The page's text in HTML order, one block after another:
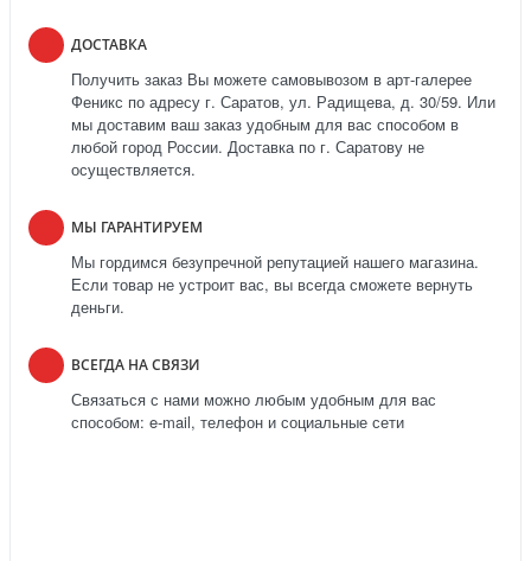
ДОСТАВКА
Получить заказ Вы можете самовывозом в арт-галерее
Феникс по адресу г. Саратов, ул. Радищева, д. 30/59. Или
мы доставим ваш заказ удобным для вас способом в
любой город России. Доставка по г. Саратову не
осуществляется.
МЫ ГАРАНТИРУЕМ
Мы гордимся безупречной репутацией нашего магазина.
Если товар не устроит вас, вы всегда сможете вернуть
деньги.
ВСЕГДА НА СВЯЗИ
Связаться с нами можно любым удобным для вас
способом: e-mail, телефон и социальные сети